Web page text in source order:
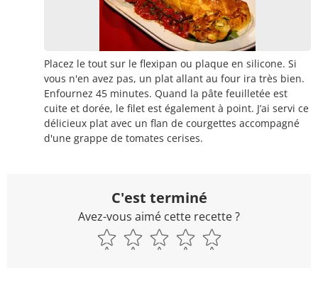
Placez le tout sur le flexipan ou plaque en silicone. Si
vous n'en avez pas, un plat allant au four ira très bien.
Enfournez 45 minutes. Quand la pâte feuilletée est
cuite et dorée, le filet est également à point. J’ai servi ce
délicieux plat avec un flan de courgettes accompagné
d'une grappe de tomates cerises.
C'est terminé
Avez-vous aimé cette recette ?